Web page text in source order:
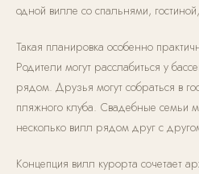
одной вилле со спальнями,
Такая планировка особенно
Родители могут расслабиться у
рядом. Друзья могут собраться в
пляжного клуба. Свадебные семьи
несколько вилл рядом друг с
Концепция вилл курорта сочетает